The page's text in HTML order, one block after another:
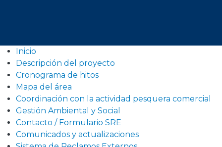
Inicio
Descripción del proyecto
Cronograma de hitos
Mapa del área
Coordinación con la actividad pesquera comercial
Gestión Ambiental y Social
Contacto / Formulario SRE
Comunicados y actualizaciones